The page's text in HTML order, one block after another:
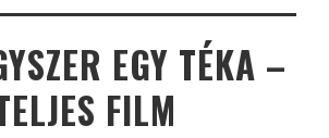
EGY TÉKA –
FILM